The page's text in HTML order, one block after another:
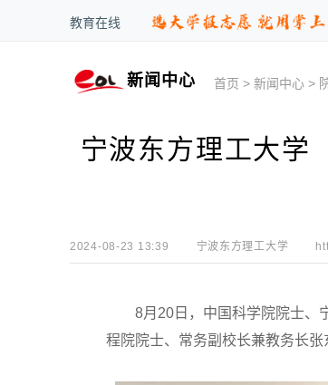
教育在线
新闻中心 首页 >新闻中心 >
宁波东方理工大学
2024-08-23 13:39 宁波东方理工大学
8月20日，中国科学院院士、宁
程院院士、常务副校长兼教务长张